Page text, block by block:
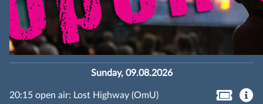
Sunday, 09.08.2026
20:15 open air: Lost Highway (OmU)